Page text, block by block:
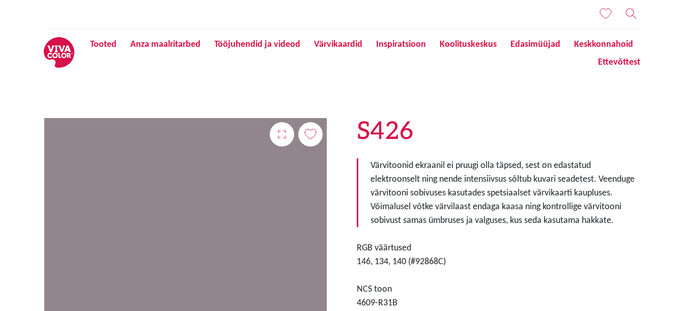
Tooted Anza maalritarbed Tööjuhendid ja videod Värvikaardid Inspiratsioon Koolituskeskus Edasimüüjad
Keskkonnahoid
Ettevõttest
S426
Värvitoonid ekraanil ei pruugi olla täpsed, sest on edastatud
elektroonselt ning nende intensiivsus sõltub kuvari seadetest. Veenduge
värvitooni sobivuses kasutades spetsiaalset värvikaarti kaupluses.
Võimalusel võtke värvilaast endaga kaasa ning kontrollige värvitooni
sobivust samas ümbruses ja valguses, kus seda kasutama hakkate.
RGB väärtused
146, 134, 140 (#92868C)
NCS toon
4609-R31B